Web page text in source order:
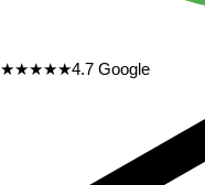
★★★★★4.7 Google